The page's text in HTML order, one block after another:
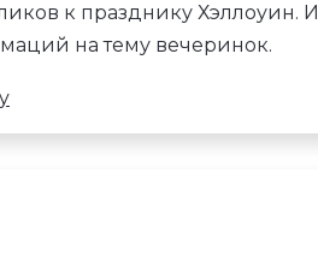
к празднику Хэллоуин.
на тему вечеринок.